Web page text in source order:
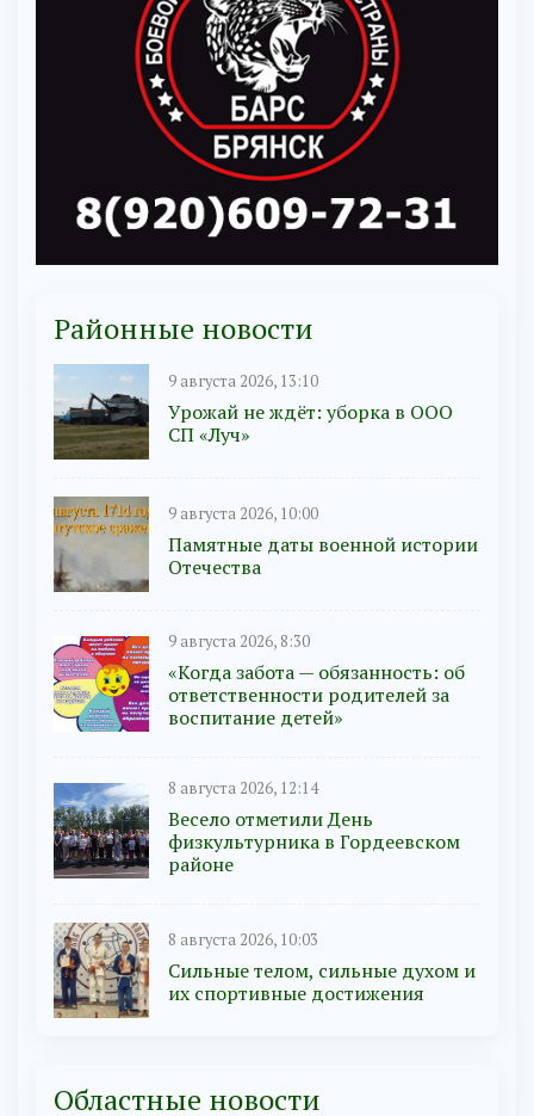
Районные новости
9 августа 2026, 13:10
Урожай не ждёт: уборка в ООО
СП «Луч»
9 августа 2026, 10:00
Памятные даты военной истории
Отечества
9 августа 2026, 8:30
«Когда забота — обязанность: об
ответственности родителей за
воспитание детей»
8 августа 2026, 12:14
Весело отметили День
физкультурника в Гордеевском
районе
8 августа 2026, 10:03
Сильные телом, сильные духом и
их спортивные достижения
Областные новости